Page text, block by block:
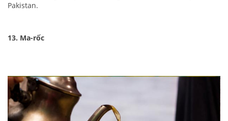
Pakistan.
13. Ma-rốc